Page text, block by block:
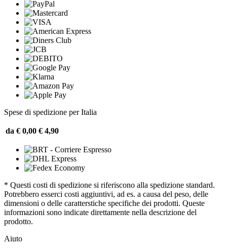
Spese di spedizione per Italia
da € 0,00 € 4,90
* Questi costi di spedizione si riferiscono alla spedizione standard.
Potrebbero esserci costi aggiuntivi, ad es. a causa del peso, delle
dimensioni o delle caratterstiche specifiche dei prodotti. Queste
informazioni sono indicate direttamente nella descrizione del
prodotto.
Aiuto